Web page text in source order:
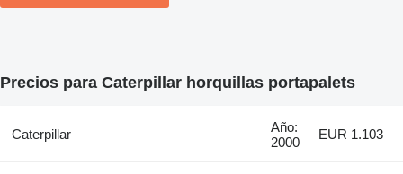
Precios para Caterpillar horquillas portapalets
Caterpillar
Año:
2000
EUR 1.103